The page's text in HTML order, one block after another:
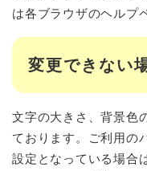
は各ブラウザのヘルプ
変更できない
文字の大きさ、背景色
ております。ご利用の
設定となっている場合